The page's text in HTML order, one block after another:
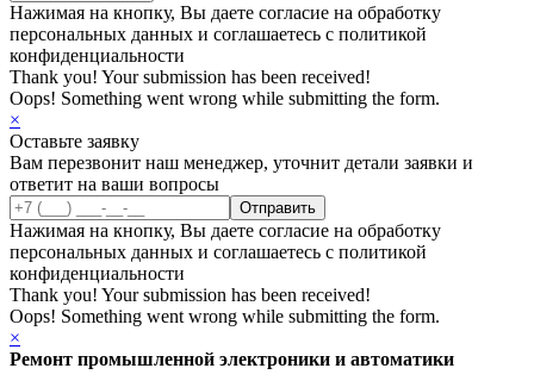
Нажимая на кнопку, Вы даете согласие на обработку
персональных данных и соглашаетесь с политикой
конфиденциальности
Thank you! Your submission has been received!
Oops! Something went wrong while submitting the form.
×
Оставьте заявку
Вам перезвонит наш менеджер, уточнит детали заявки и
ответит на ваши вопросы
Нажимая на кнопку, Вы даете согласие на обработку
персональных данных и соглашаетесь с политикой
конфиденциальности
Thank you! Your submission has been received!
Oops! Something went wrong while submitting the form.
×
Ремонт промышленной электроники и автоматики